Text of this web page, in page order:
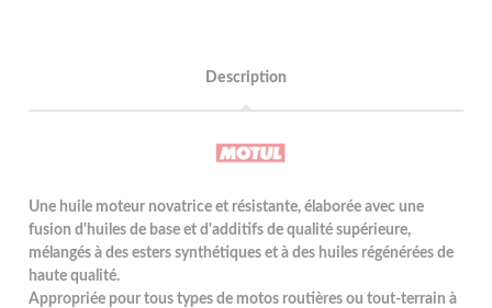
Description
Une huile moteur novatrice et résistante, élaborée avec une
fusion d'huiles de base et d'additifs de qualité supérieure,
mélangés à des esters synthétiques et à des huiles régénérées de
haute qualité.
Appropriée pour tous types de motos routières ou tout-terrain à